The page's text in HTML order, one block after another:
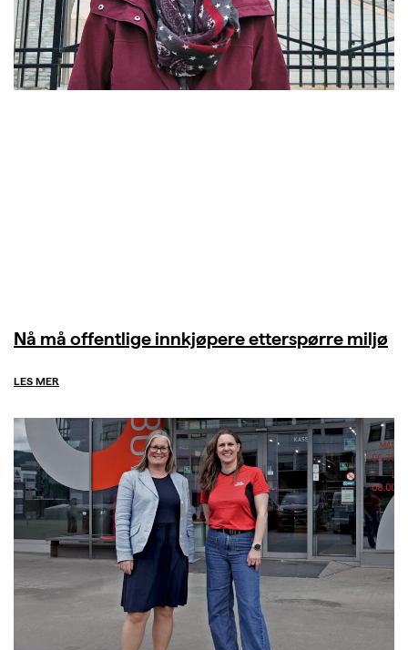
Nå må offentlige innkjøpere etterspørre miljø
LES MER